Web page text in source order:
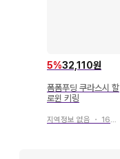
5%32,110원
폼폼푸딩 쿠라스시 할
로윈 키링
지역정보 없음 ・ 16일 전